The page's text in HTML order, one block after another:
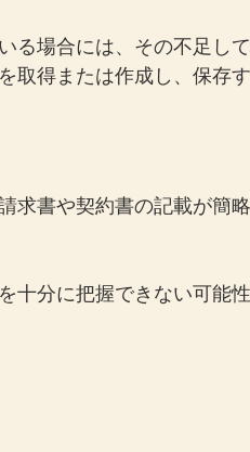
る場合には、その不足し
取得または作成し、保存
求書や契約書の記載が簡
分に把握できない可能性